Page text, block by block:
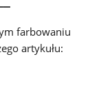
farbowaniu
artykułu: